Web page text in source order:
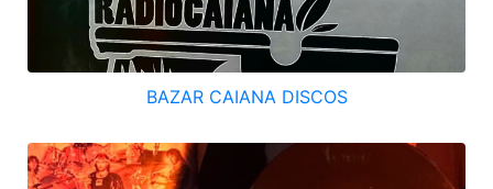
BAZAR CAIANA DISCOS